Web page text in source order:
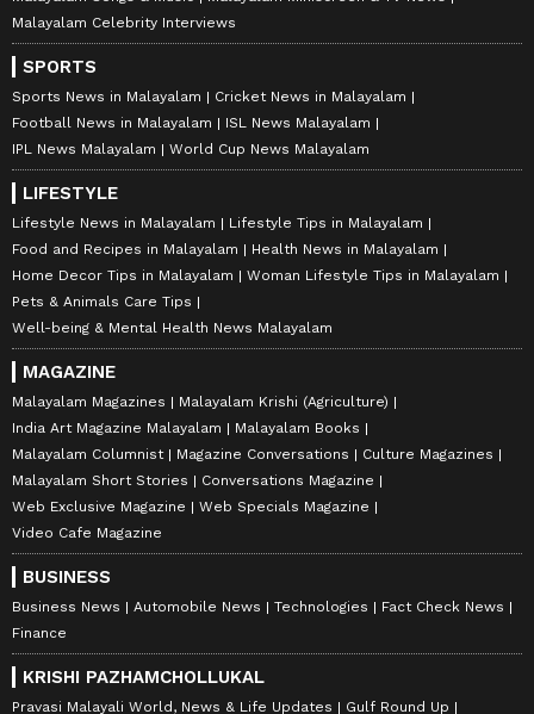
Malayalam Celebrity Interviews
SPORTS
Sports News in Malayalam
Cricket News in Malayalam
Football News in Malayalam
ISL News Malayalam
IPL News Malayalam
World Cup News Malayalam
LIFESTYLE
Lifestyle News in Malayalam
Lifestyle Tips in Malayalam
Food and Recipes in Malayalam
Health News in Malayalam
Home Decor Tips in Malayalam
Woman Lifestyle Tips in Malayalam
Pets & Animals Care Tips
Well-being & Mental Health News Malayalam
MAGAZINE
Malayalam Magazines
Malayalam Krishi (Agriculture)
India Art Magazine Malayalam
Malayalam Books
Malayalam Columnist
Magazine Conversations
Culture Magazines
Malayalam Short Stories
Conversations Magazine
Web Exclusive Magazine
Web Specials Magazine
Video Cafe Magazine
BUSINESS
Business News Automobile News Technologies
Fact Check News
Finance
KRISHI PAZHAMCHOLLUKAL
Pravasi Malayali World, News & Life Updates Gulf Round Up